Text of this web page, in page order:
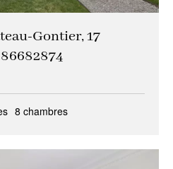
Gontier, 17
8 chambres